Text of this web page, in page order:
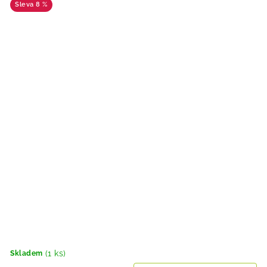
8 %
Skladem (1 ks)